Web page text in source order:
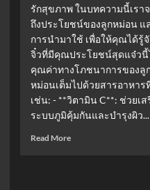
รักสุขภาพ ในบทความนี้เรา
ถึงประโยชน์ของลูกหม่อน แ
การนำมาใช้ เพื่อให้คุณได้รู้จั
จิ๋วที่มีคุณประโยชน์สุดแจ๋วนี้
คุณค่าทางโภชนาการของลู
หม่อนเต็มไปด้วยสารอาหา
เช่น: - **วิตามิน C**: ช่วยเส
ระบบภูมิคุ้มกันและบำรุงผิว...
Read MoreRead